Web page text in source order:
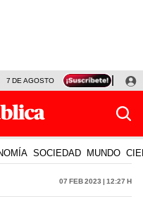
7 DE AGOSTO TINKA RESULTADOS
SOCIEDAD MUNDO
07 Feb 2023 | 12:27 h